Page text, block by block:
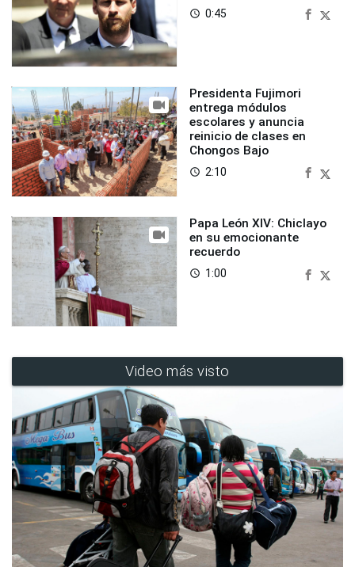
access_time 0:45
Presidenta Fujimori
entrega módulos
escolares y anuncia
reinicio de clases en
Chongos Bajo
access_time 2:10
Papa León XIV: Chiclayo
en su emocionante
recuerdo
access_time 1:00
Video más visto